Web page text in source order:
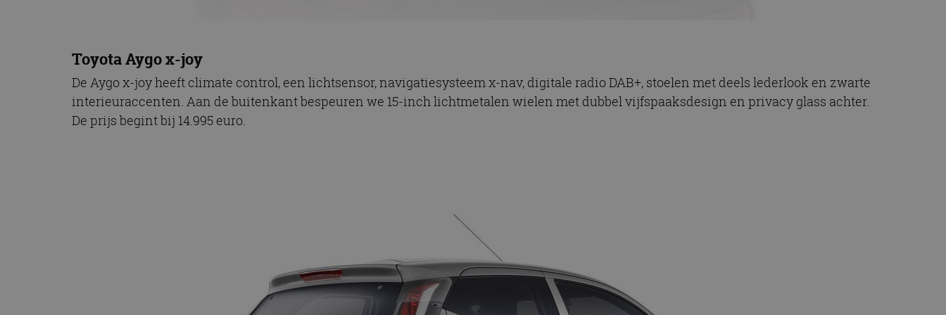
Toyota Aygo x-joy
De Aygo x-joy heeft climate control, een lichtsensor, navigatiesysteem x-nav, digitale radio DAB+, stoelen met deels lederlook en zwarte
interieuraccenten. Aan de buitenkant bespeuren we 15-inch lichtmetalen wielen met dubbel vijfspaaksdesign en privacy glass achter.
De prijs begint bij 14.995 euro.